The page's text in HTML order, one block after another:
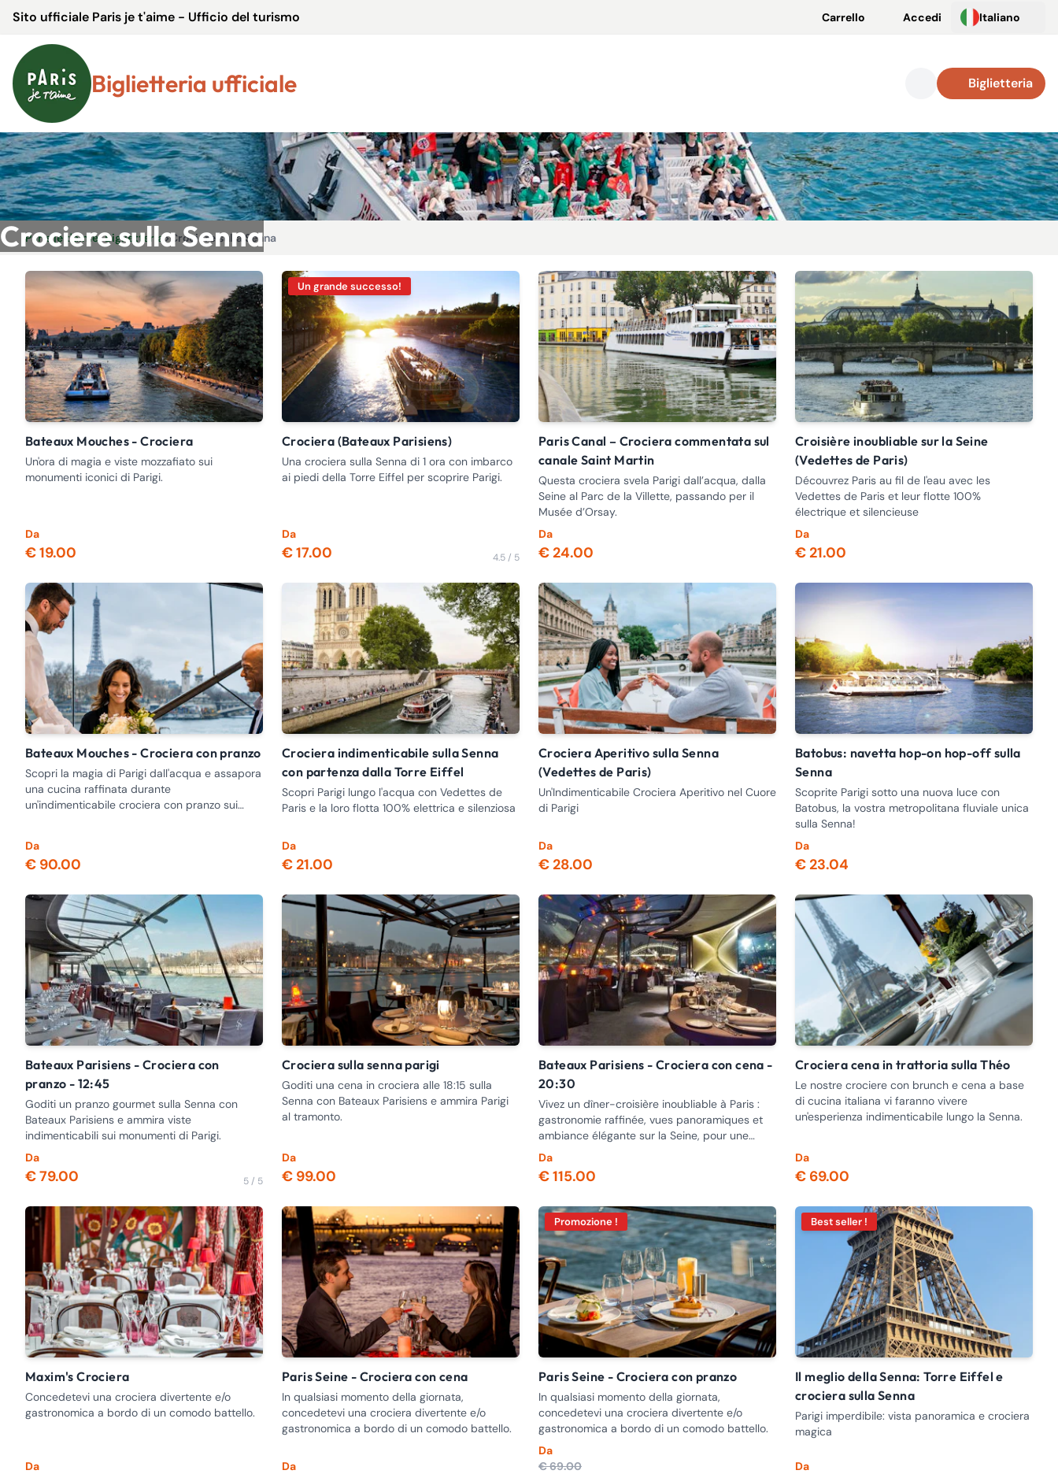
Sito ufficiale Paris je t'aime - Ufficio del turismo Carrello Accedi Italiano
Biglietteria ufficiale Biglietteria
Crociere sulla Senna
Paris je t'aime>Biglietteria>Crociere sulla Senna
Bateaux Mouches - Crociera
Un'ora di magia e viste mozzafiato sui
monumenti iconici di Parigi.
Da
€ 19.00
Un grande successo!
Crociera (Bateaux Parisiens)
Una crociera sulla Senna di 1 ora con imbarco
ai piedi della Torre Eiffel per scoprire Parigi.
Da
€ 17.00 4.5 / 5
Paris Canal – Crociera commentata sul
canale Saint Martin
Questa crociera svela Parigi dall’acqua, dalla
Seine al Parc de la Villette, passando per il
Musée d’Orsay.
Da
€ 24.00
Croisière inoubliable sur la Seine
(Vedettes de Paris)
Découvrez Paris au fil de l'eau avec les
Vedettes de Paris et leur flotte 100%
électrique et silencieuse
Da
€ 21.00
Bateaux Mouches - Crociera con pranzo
Scopri la magia di Parigi dall'acqua e assapora
una cucina raffinata durante
un'indimenticabile crociera con pranzo sui
Da
€ 90.00
Crociera indimenticabile sulla Senna
con partenza dalla Torre Eiffel
Scopri Parigi lungo l'acqua con Vedettes de
Paris e la loro flotta 100% elettrica e silenziosa
Da
€ 21.00
Crociera Aperitivo sulla Senna
(Vedettes de Paris)
Un'Indimenticabile Crociera Aperitivo nel Cuore
di Parigi
Da
€ 28.00
Batobus: navetta hop-on hop-off sulla
Senna
Scoprite Parigi sotto una nuova luce con
Batobus, la vostra metropolitana fluviale unica
sulla Senna!
Da
€ 23.04
Bateaux Parisiens - Crociera con
pranzo - 12:45
Goditi un pranzo gourmet sulla Senna con
Bateaux Parisiens e ammira viste
indimenticabili sui monumenti di Parigi.
Da
€ 79.00 5 / 5
Crociera sulla senna parigi
Goditi una cena in crociera alle 18:15 sulla
Senna con Bateaux Parisiens e ammira Parigi
al tramonto.
Da
€ 99.00
Bateaux Parisiens - Crociera con cena -
20:30
Vivez un dîner-croisière inoubliable à Paris :
gastronomie raffinée, vues panoramiques et
ambiance élégante sur la Seine, pour une
soirée magique de 2h15.
Da
€ 115.00
Crociera cena in trattoria sulla Théo
Le nostre crociere con brunch e cena a base
di cucina italiana vi faranno vivere
un'esperienza indimenticabile lungo la Senna.
Da
€ 69.00
Maxim's Crociera
Concedetevi una crociera divertente e/o
gastronomica a bordo di un comodo battello.
Da
Paris Seine - Crociera con cena
In qualsiasi momento della giornata,
concedetevi una crociera divertente e/o
gastronomica a bordo di un comodo battello.
Da
Promozione !
Paris Seine - Crociera con pranzo
In qualsiasi momento della giornata,
concedetevi una crociera divertente e/o
gastronomica a bordo di un comodo battello.
Da
€ 69.00
Best seller !
Il meglio della Senna: Torre Eiffel e
crociera sulla Senna
Parigi imperdibile: vista panoramica e crociera
magica
Da